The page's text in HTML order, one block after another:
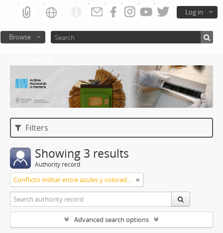
Log in
Browse
Filters
Showing 3 results
Authority record
Conflicto militar entre azules y colorados
Advanced search options